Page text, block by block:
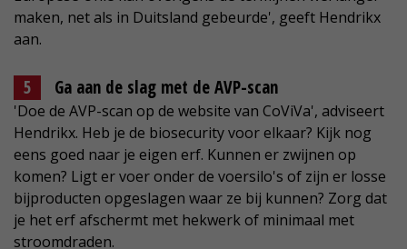
maken, net als in Duitsland gebeurde', geeft Hendrikx
aan.
Ga aan de slag met de AVP-scan
'Doe de AVP-scan op de website van CoViVa', adviseert
Hendrikx. Heb je de biosecurity voor elkaar? Kijk nog
eens goed naar je eigen erf. Kunnen er zwijnen op
komen? Ligt er voer onder de voersilo's of zijn er losse
bijproducten opgeslagen waar ze bij kunnen? Zorg dat
je het erf afschermt met hekwerk of minimaal met
stroomdraden.